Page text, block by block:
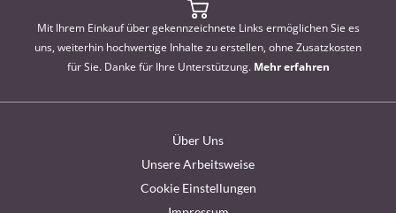
Mit Ihrem Einkauf über gekennzeichnete Links ermöglichen Sie es
uns, weiterhin hochwertige Inhalte zu erstellen, ohne Zusatzkosten
für Sie. Danke für Ihre Unterstützung. Mehr erfahren
Über Uns
Unsere Arbeitsweise
Cookie Einstellungen